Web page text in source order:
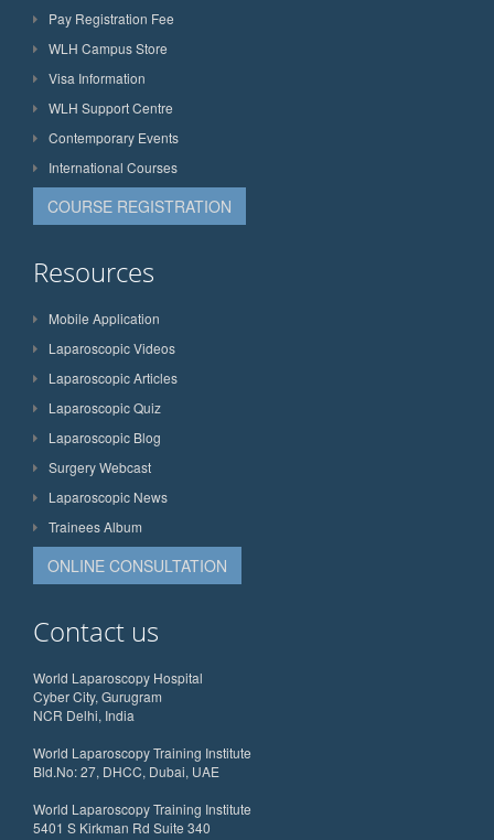
Pay Registration Fee
WLH Campus Store
Visa Information
WLH Support Centre
Contemporary Events
International Courses
COURSE REGISTRATION
Resources
Mobile Application
Laparoscopic Videos
Laparoscopic Articles
Laparoscopic Quiz
Laparoscopic Blog
Surgery Webcast
Laparoscopic News
Trainees Album
ONLINE CONSULTATION
Contact us
World Laparoscopy Hospital
Cyber City, Gurugram
NCR Delhi, India
World Laparoscopy Training Institute
Bld.No: 27, DHCC, Dubai, UAE
World Laparoscopy Training Institute
5401 S Kirkman Rd Suite 340